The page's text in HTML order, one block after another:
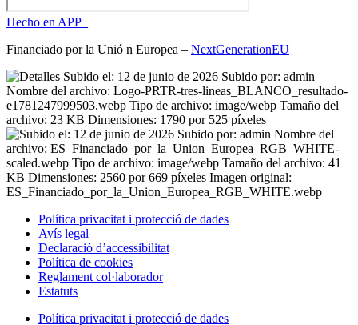
Hecho en APP_
Financiado por la Unió n Europea – NextGenerationEU
Política privacitat i protecció de dades
Avís legal
Declaració d’accessibilitat
Política de cookies
Reglament col·laborador
Estatuts
Política privacitat i protecció de dades